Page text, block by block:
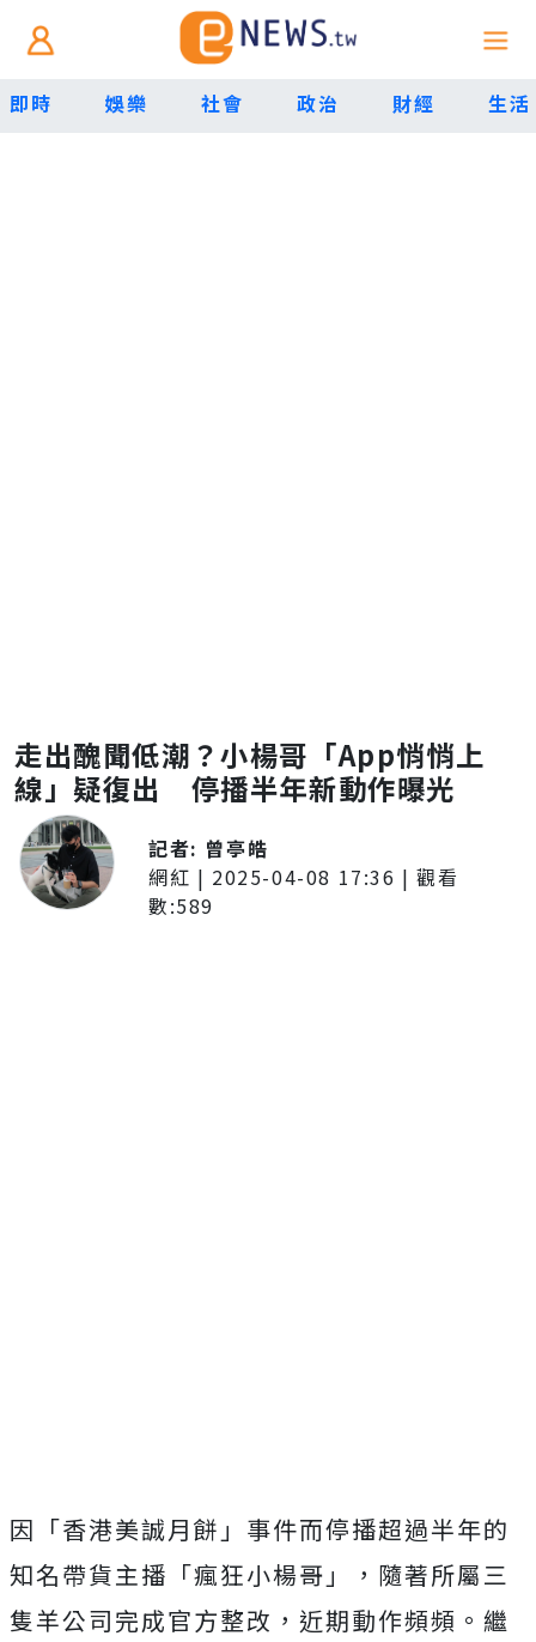
即時 娛樂 社會 政治 財經 生活
走出醜聞低潮？小楊哥「App悄悄上
線」疑復出 停播半年新動作曝光
記者: 曾亭皓
網紅 | 2025-04-08 17:36 | 觀看
數:589
因「香港美誠月餅」事件而停播超過半年的
知名帶貨主播「瘋狂小楊哥」，隨著所屬三
隻羊公司完成官方整改，近期動作頻頻。繼